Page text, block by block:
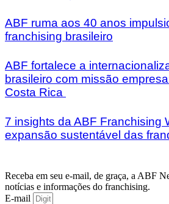
ABF ruma aos 40 anos
franchising brasileiro
ABF fortalece a
brasileiro com missão
Costa Rica
7 insights da ABF Franchising
expansão sustentável das
Receba em seu e-mail, de graça, a ABF
notícias e informações do franchising.
E-mail